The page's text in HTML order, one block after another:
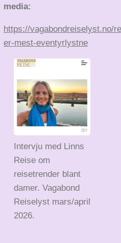
media:
https://vagabondreiselyst.no/
er-mest-eventyrlystne
Intervju med Linns
Reise om
reisetrender blant
damer. Vagabond
Reiselyst mars/april
2026.